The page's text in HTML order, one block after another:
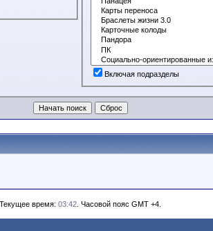
Включая подразделы
Текущее время: 03:42 . Часовой пояс GMT +4.